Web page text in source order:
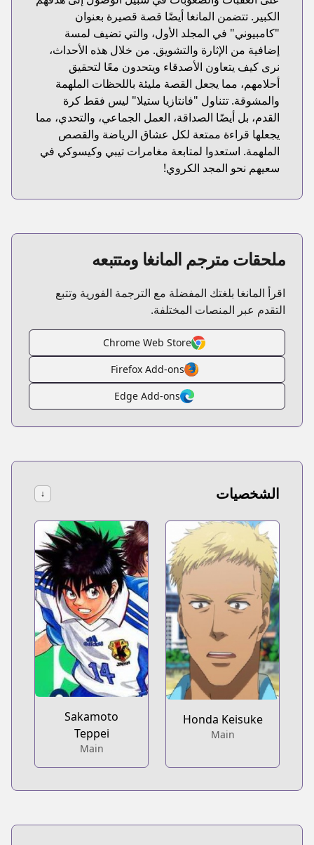
الكبير. تتضمن المانغا أيضًا قصة قصيرة بعنوان
"كامبيوني" في المجلد الأول، والتي تضيف لمسة
إضافية من الإثارة والتشويق. من خلال هذه الأحداث،
نرى كيف يتعاون الأصدقاء ويتحدون معًا لتحقيق
أحلامهم، مما يجعل القصة مليئة باللحظات الملهمة
والمشوقة. تتناول "فانتازيا ستيلا" ليس فقط كرة
القدم، بل أيضًا الصداقة، العمل الجماعي، والتحدي، مما
يجعلها قراءة ممتعة لكل عشاق الرياضة والقصص
الملهمة. استعدوا لمتابعة مغامرات تيبي وكيسوكي في
سعيهم نحو المجد الكروي!
ملحقات مترجم المانغا ومتتبعه
اقرأ المانغا بلغتك المفضلة مع الترجمة الفورية وتتبع
التقدم عبر المنصات المختلفة.
Chrome Web Store
Firefox Add-ons
Edge Add-ons
الشخصيات ↓
Honda Keisuke
Main
Sakamoto
Teppei
Main